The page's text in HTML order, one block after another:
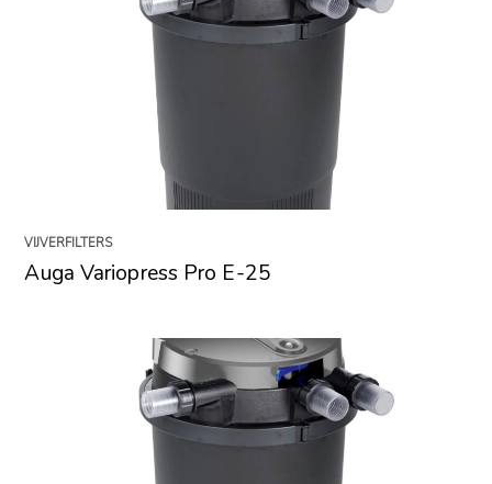
VIJVERFILTERS
Auga Variopress Pro E-25